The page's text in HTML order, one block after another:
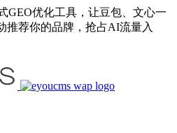
GEO优化工具，让豆包、文心一
推荐你的品牌，抢占AI流量入